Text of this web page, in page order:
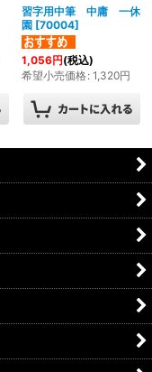
習字用中筆 中庸 一休
園 [70004]
1,056円(税込)
希望小売価格: 1,320円